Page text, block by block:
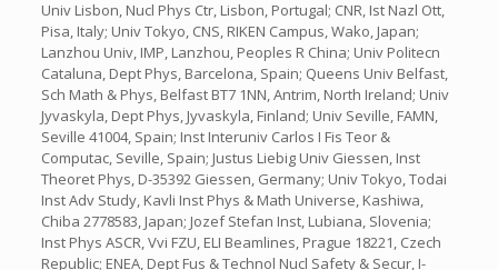
Univ Lisbon, Nucl Phys Ctr, Lisbon, Portugal; CNR, Ist Nazl Ott,
Pisa, Italy; Univ Tokyo, CNS, RIKEN Campus, Wako, Japan;
Lanzhou Univ, IMP, Lanzhou, Peoples R China; Univ Politecn
Cataluna, Dept Phys, Barcelona, Spain; Queens Univ Belfast,
Sch Math & Phys, Belfast BT7 1NN, Antrim, North Ireland; Univ
Jyvaskyla, Dept Phys, Jyvaskyla, Finland; Univ Seville, FAMN,
Seville 41004, Spain; Inst Interuniv Carlos I Fis Teor &
Computac, Seville, Spain; Justus Liebig Univ Giessen, Inst
Theoret Phys, D-35392 Giessen, Germany; Univ Tokyo, Todai
Inst Adv Study, Kavli Inst Phys & Math Universe, Kashiwa,
Chiba 2778583, Japan; Jozef Stefan Inst, Lubiana, Slovenia;
Inst Phys ASCR, Vvi FZU, ELI Beamlines, Prague 18221, Czech
Republic; ENEA, Dept Fus & Technol Nucl Safety & Secur, I-